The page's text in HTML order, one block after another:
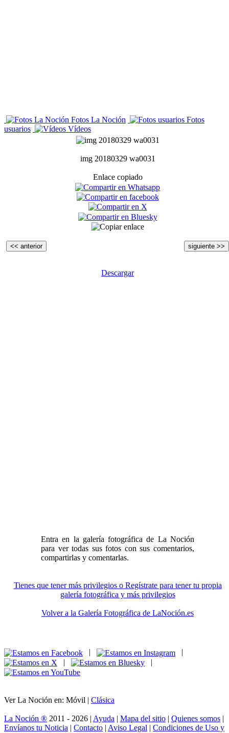
Fotos La Noción
Fotos
usuarios
Vídeos
img 20180329 wa0031
Enlace copiado
<< anterior siguiente >>
Descargar
Entra en la galería fotográfica de La Noción
para ver todas sus fotos con sus comentarios,
compartirlas y comentarlas.
Tienes que tener más privilegios o Regístrate para tener tu propia
galería fotográfica y más privilegios
Volver a la Galería Fotográfica de LaNoción.es
|
|
|
|
Ver La Noción en: Móvil | Clásica
La Noción ® 2011 - 2026 | Ayuda | Mapa del sitio | Quienes somos |
Envíanos tu Noticia | Contacto | Aviso Legal | Condiciones de Uso y